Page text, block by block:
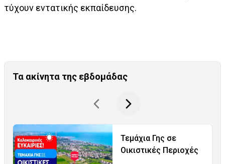
τύχουν εντατικής εκπαίδευσης.
Τα ακίνητα της εβδομάδας
Τεμάχια Γης σε
Οικιστικές Περιοχές